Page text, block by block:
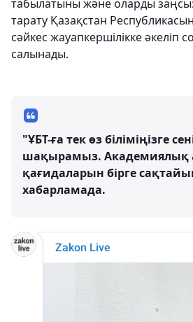
табылатыны және оларды
тарату Қазақстан
сәйкес жауапкершілікке әкеліп
салынады.
"ҰБТ-ға тек өз біліміңізге
шақырамыз. Академиялық
қағидаларын бірге
хабарламада.